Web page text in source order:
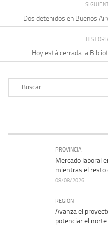
Dos detenidos en Buenos
Hoy está cerrada la
PROVINCIA
Mercado laboral
mientras el resto
08/08/2026
REGIÓN
Avanza el
potenciar el